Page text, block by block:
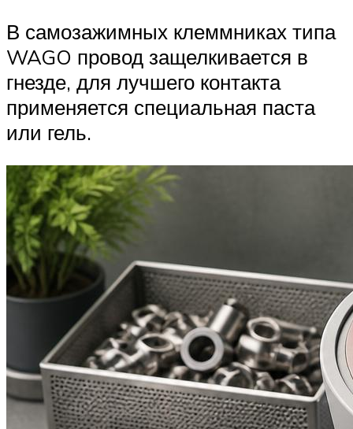
В самозажимных клеммниках типа
WAGO провод защелкивается в
гнезде, для лучшего контакта
применяется специальная паста
или гель.